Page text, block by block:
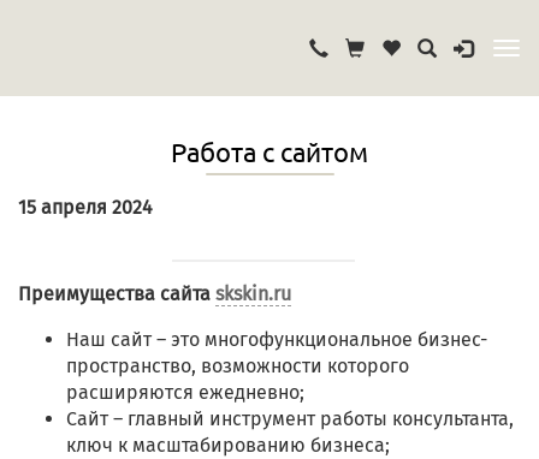
Работа с сайтом
15 апреля 2024
Преимущества сайта skskin.ru
Наш сайт – это многофункциональное бизнес-
пространство, возможности которого
расширяются ежедневно;
Сайт – главный инструмент работы консультанта,
ключ к масштабированию бизнеса;